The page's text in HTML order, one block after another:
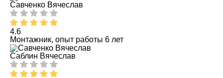
Савченко Вячеслав
4.6
Монтажник, опыт работы 6 лет
Саблин Вячеслав